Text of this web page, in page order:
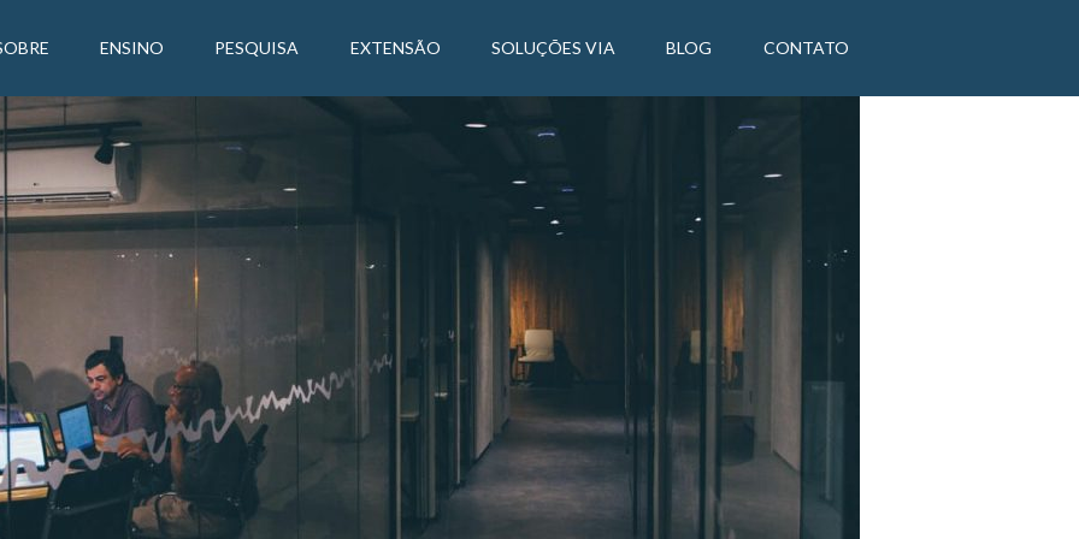
ENSINO PESQUISA EXTENSÃO SOLUÇÕES VIA BLOG CONTATO